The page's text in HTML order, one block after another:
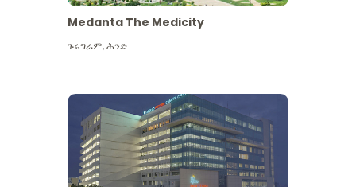
Medanta The Medicity
ጉሩግራም,ሕንድ